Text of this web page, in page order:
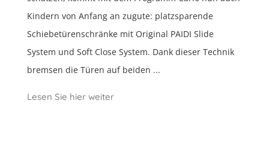
Kindern von Anfang an zugute: platzsparende
Schiebetürenschränke mit Original PAIDI Slide
System und Soft Close System. Dank dieser Technik
bremsen die Türen auf beiden ...
Lesen Sie hier weiter